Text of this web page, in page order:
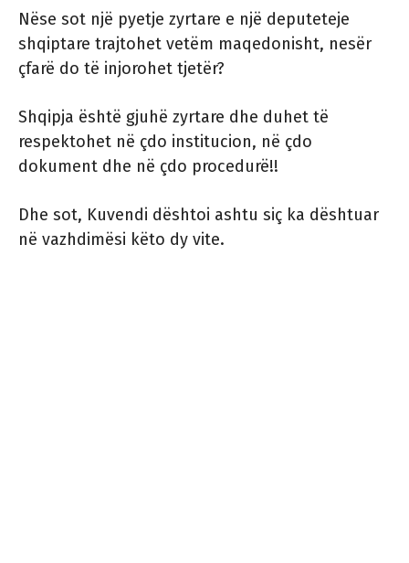
Nëse sot një pyetje zyrtare e një deputeteje
shqiptare trajtohet vetëm maqedonisht, nesër
çfarë do të injorohet tjetër?
Shqipja është gjuhë zyrtare dhe duhet të
respektohet në çdo institucion, në çdo
dokument dhe në çdo procedurë!!
Dhe sot, Kuvendi dështoi ashtu siç ka dështuar
në vazhdimësi këto dy vite.